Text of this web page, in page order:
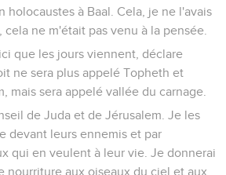
holocaustes à Baal. Cela, je ne l'avais
ne m'était pas venu à la pensée.
que les jours viennent, déclare
ne sera plus appelé Topheth et
mais sera appelé vallée du carnage.
de Juda et de Jérusalem. Je les
devant leurs ennemis et par
qui en veulent à leur vie. Je donnerai
nourriture aux oiseaux du ciel et aux